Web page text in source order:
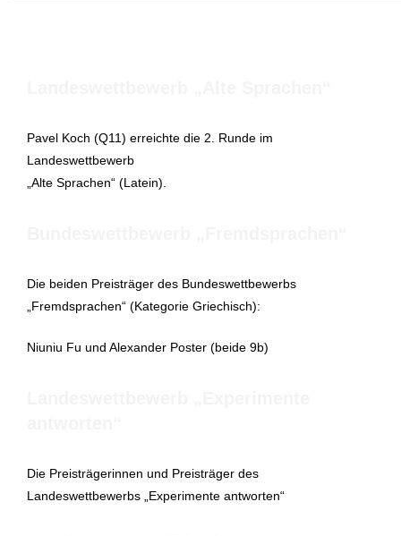
Pavel Koch (Q11) erreichte die 2. Runde im
Landeswettbewerb
„Alte Sprachen“ (Latein).
Die beiden Preisträger des Bundeswettbewerbs
„Fremdsprachen“ (Kategorie Griechisch):
Niuniu Fu und Alexander Poster (beide 9b)
Die Preisträgerinnen und Preisträger des
Landeswettbewerbs „Experimente antworten“